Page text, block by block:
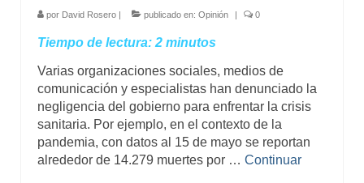
por David Rosero | publicado en: Opinión | 0
Tiempo de lectura: 2 minutos
Varias organizaciones sociales, medios de
comunicación y especialistas han denunciado la
negligencia del gobierno para enfrentar la crisis
sanitaria. Por ejemplo, en el contexto de la
pandemia, con datos al 15 de mayo se reportan
alrededor de 14.279 muertes por … Continuar